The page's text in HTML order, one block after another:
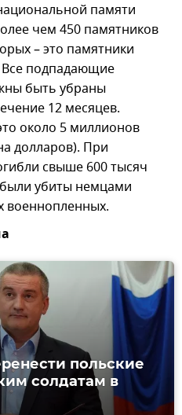
памяти
чем 450 памятников
– это памятники
подпадающие
быть убраны
12 месяцев.
около 5 миллионов
долларов). При
свыше 600 тысяч
были убиты немцами
военнопленных.
польские
солдатам в